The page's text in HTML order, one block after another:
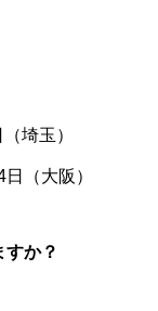
埼玉）
（大阪）
すか？